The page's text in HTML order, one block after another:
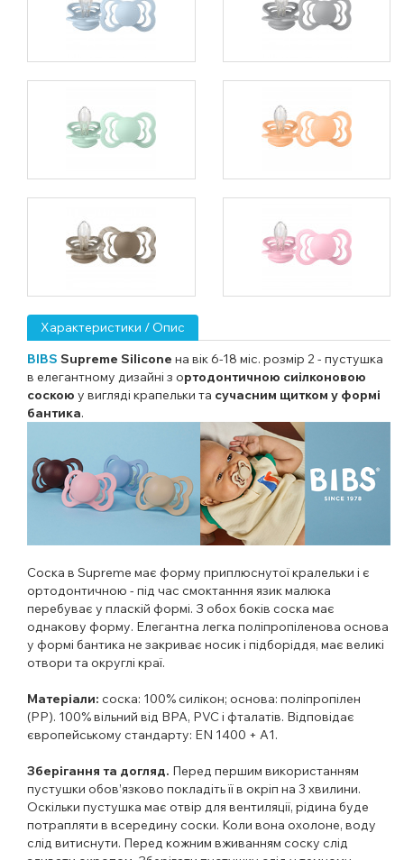
Характеристики / Опис
BIBS Supreme Silicone на вік 6-18 міс. розмір 2 - пустушка
в елегантному дизайні з ортодонтичною сиілконовою
соскою у вигляді крапельки та сучасним щитком у формі
бантика.
Соска в Supreme має форму приплюснутої кралельки і є
ортодонтичною - під час смоктанння язик малюка
перебуває у пласкій формі. З обох боків соска має
однакову форму. Елегантна легка поліпропіленова основа
у формі бантика не закриває носик і підборіддя, має великі
отвори та округлі краї.
Матеріали: соска: 100% силікон; основа: поліпропілен
(PP). 100% вільний від BPA, PVC і фталатів. Відповідає
європейському стандарту: EN 1400 + A1.
Зберігання та догляд. Перед першим використанням
пустушки обов’язково покладіть її в окріп на 3 хвилини.
Оскільки пустушка має отвір для вентиляції, рідина буде
потрапляти в всередину соски. Коли вона охолоне, воду
слід витиснути. Перед кожним вживанням соску слід